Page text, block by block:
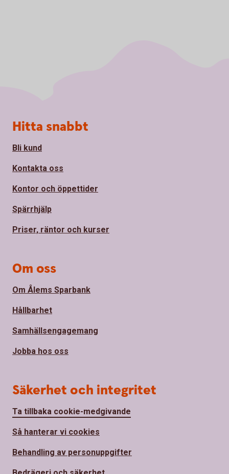
Sidfot
Hitta snabbt
Bli kund
Kontakta oss
Kontor och öppettider
Spärrhjälp
Priser, räntor och kurser
Om oss
Om Ålems Sparbank
Hållbarhet
Samhällsengagemang
Jobba hos oss
Säkerhet och integritet
Ta tillbaka cookie-medgivande
Så hanterar vi cookies
Behandling av personuppgifter